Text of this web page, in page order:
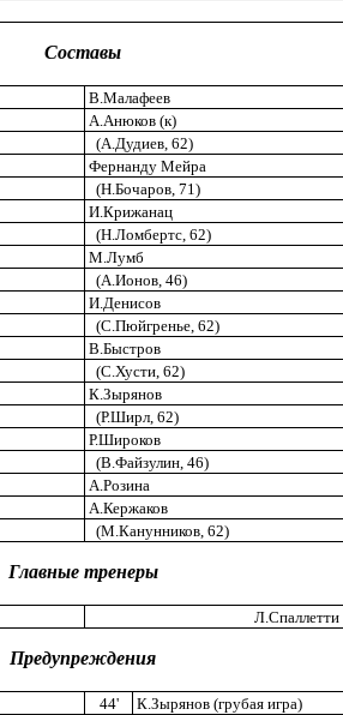
Составы
В.Малафеев
А.Анюков (к)
(А.Дудиев, 62)
Фернанду Мейра
(Н.Бочаров, 71)
И.Крижанац
(Н.Ломбертс, 62)
М.Лумб
(А.Ионов, 46)
И.Денисов
(С.Пюйгренье, 62)
В.Быстров
(С.Хусти, 62)
К.Зырянов
(Р.Ширл, 62)
Р.Широков
(В.Файзулин, 46)
А.Розина
А.Кержаков
(М.Канунников, 62)
Главные тренеры
Л.Спаллетти
Предупреждения
44'
К.Зырянов (грубая игра)